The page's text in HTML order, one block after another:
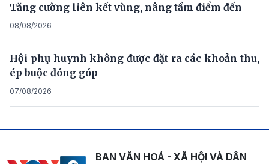
Tăng cường liên kết vùng, nâng tầm điểm đến
08/08/2026
Hội phụ huynh không được đặt ra các khoản thu,
ép buộc đóng góp
07/08/2026
BAN VĂN HOÁ - XÃ HỘI VÀ DÂN